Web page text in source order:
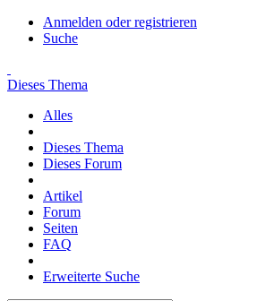
Anmelden oder registrieren
Suche
Dieses Thema
Alles
Dieses Thema
Dieses Forum
Artikel
Forum
Seiten
FAQ
Erweiterte Suche